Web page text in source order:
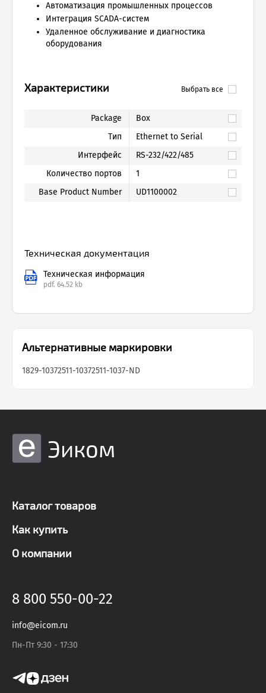
Выбрать все
Характеристики
Package
Box
Тип
Ethernet to Serial
Интерфейс
RS-232/422/485
Количество портов
1
Base Product Number
UD1100002
Техническая документация
Техническая информация
pdf. 64.52 kb
Автоматизация промышленных процессов
Интеграция SCADA-систем
Удаленное обслуживание и диагностика
оборудования
Альтернативные маркировки
1829-10372511-10372511-1037-ND
Эиком
Каталог товаров
Как купить
О компании
8 800 550-00-22
info@eicom.ru
Пн-Пт 9:30 - 17:30